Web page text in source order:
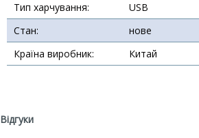
Тип харчування:
USB
Стан:
нове
Країна виробник:
Китай
Відгуки